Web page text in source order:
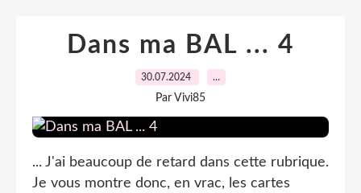
Dans ma BAL ... 4
30.07.2024 …
Par Vivi85
... J'ai beaucoup de retard dans cette rubrique.
Je vous montre donc, en vrac, les cartes